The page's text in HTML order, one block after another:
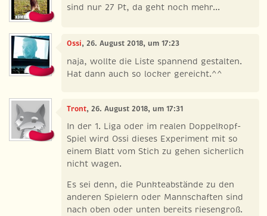
sind nur 27 Pt, da geht noch mehr...
Ossi, 26. August 2018, um 17:23
naja, wollte die Liste spannend gestalten.
Hat dann auch so locker gereicht.^^
Tront, 26. August 2018, um 17:31
In der 1. Liga oder im realen Doppelkopf-
Spiel wird Ossi dieses Experiment mit so
einem Blatt vom Stich zu gehen sicherlich
nicht wagen.
Es sei denn, die Punkteabstände zu den
anderen Spielern oder Mannschaften sind
nach oben oder unten bereits riesengroß.